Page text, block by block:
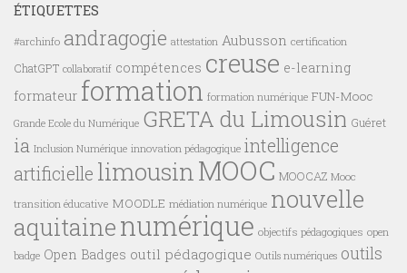
ÉTIQUETTES
#archinfo andragogie attestation Aubusson certification
ChatGPT collaboratif compétences creuse e-learning
formateur formation formation numérique FUN-Mooc
Grande Ecole du Numérique GRETA du Limousin Guéret
ia Inclusion Numérique innovation pédagogique intelligence
artificielle limousin MOOC MOOCAZ Mooc
transition éducative MOODLE médiation numérique nouvelle
aquitainenumérique objectifs pédagogiques open
badge Open Badges outil pédagogique Outils numériques outils